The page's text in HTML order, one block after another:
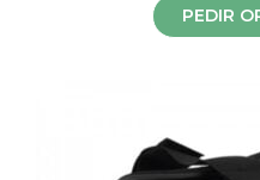
PEDIR